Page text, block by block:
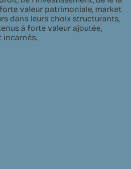
valeur patrimoniale, market
dans leurs choix structurants,
à forte valeur ajoutée,
incarnés.